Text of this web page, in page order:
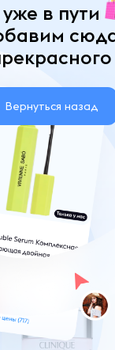
в пути
Вернуться назад